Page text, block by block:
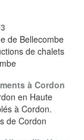
de Bellecombe
de chalets
à Cordon
en Haute
à Cordon.
de Cordon